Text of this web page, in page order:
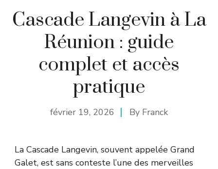
Cascade Langevin à La
Réunion : guide
complet et accès
pratique
février 19, 2026 By Franck
La Cascade Langevin, souvent appelée Grand
Galet, est sans conteste l’une des merveilles